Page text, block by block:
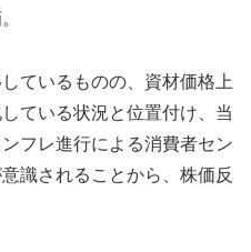
ているものの、資材価格上
ている状況と位置付け、当
フレ進行による消費者セン
識されることから、株価反